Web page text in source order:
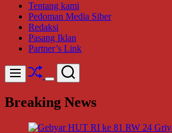
Tentang kami
Pedoman Media Siber
Redaksi
Pasang Iklan
Partner’s Link
Menu Shuffle
Switch
mode
Search
Breaking News